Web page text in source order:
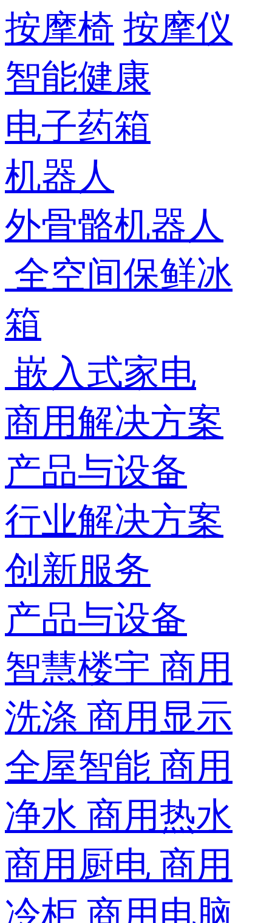
按摩椅 按摩仪
智能健康
电子药箱
机器人
外骨骼机器人
全空间保鲜冰
箱
嵌入式家电
商用解决方案
产品与设备
行业解决方案
创新服务
产品与设备
智慧楼宇 商用
洗涤 商用显示
全屋智能 商用
净水 商用热水
商用厨电 商用
冷柜 商用电脑